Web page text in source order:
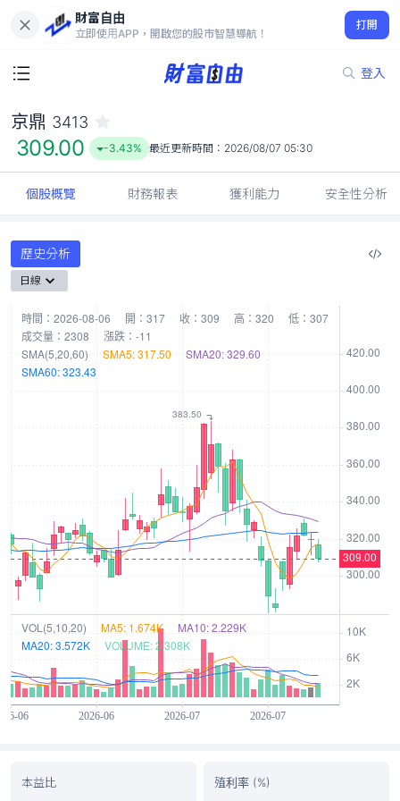
財富自由
立即使用APP，開啟您的股市智慧導航！
打開
登入
309.00
-3.43%
京鼎 3413
309.00 -3.43% 最近更新時間： 2026/08/07 05:30
個股概覽 財務報表 獲利能力 安全性分析
歷史分析
日線
本益比 殖利率 (%)